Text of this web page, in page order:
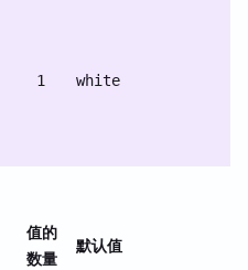
1 white
值的
数量
默认值